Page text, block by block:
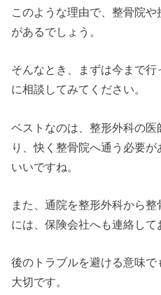
このような理由で、整骨院
があるでしょう。
そんなとき、まずは今まで
に相談してみてください。
ベストなのは、整形外科の
り、快く整骨院へ通う必要
いいですね。
また、通院を整形外科から
には、保険会社へも連絡して
後のトラブルを避ける意味
大切です。